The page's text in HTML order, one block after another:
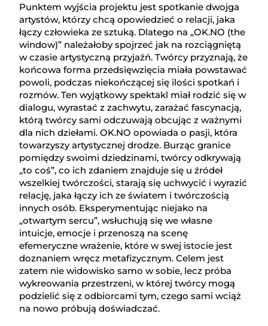
Punktem wyjścia projektu jest spotkanie dwojga
artystów, którzy chcą opowiedzieć o relacji, jaka
łączy człowieka ze sztuką. Dlatego na „OK.NO (the
window)” należałoby spojrzeć jak na rozciągniętą
w czasie artystyczną przyjaźń. Twórcy przyznają, że
końcowa forma przedsięwzięcia miała powstawać
powoli, podczas niekończącej się ilości spotkań i
rozmów. Ten wyjątkowy spektakl miał rodzić się w
dialogu, wyrastać z zachwytu, zarażać fascynacją,
którą twórcy sami odczuwają obcując z ważnymi
dla nich dziełami. OK.NO opowiada o pasji, która
towarzyszy artystycznej drodze. Burząc granice
pomiędzy swoimi dziedzinami, twórcy odkrywają
„to coś”, co ich zdaniem znajduje się u źródeł
wszelkiej twórczości, starają się uchwycić i wyrazić
relację, jaka łączy ich ze światem i twórczością
innych osób. Eksperymentując niejako na
„otwartym sercu”, wsłuchują się we własne
intuicje, emocje i przenoszą na scenę
efemeryczne wrażenie, które w swej istocie jest
doznaniem wręcz metafizycznym. Celem jest
zatem nie widowisko samo w sobie, lecz próba
wykreowania przestrzeni, w której twórcy mogą
podzielić się z odbiorcami tym, czego sami wciąż
na nowo próbują doświadczać.